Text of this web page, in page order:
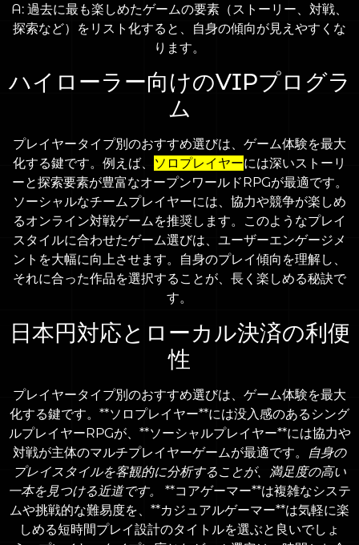
A: 過去に最も楽しめたゲームの要素（ストーリー、対戦、
探索など）をリスト化すると、自身の傾向が見えやすくな
ります。
ハイローラー向けのVIPプログラ
ム
プレイヤータイプ別のおすすめ選びは、ゲーム体験を最大
化する鍵です。例えば、
ソロプレイヤーには深いストーリ
ーと探索要素が豊富なオープンワールドRPGが最適です。
ソーシャルなチームプレイヤーには、協力や競争が楽しめ
るオンライン対戦ゲームを推奨します。このようなプレイ
スタイルに合わせたゲーム選びは、ユーザーエンゲージメ
ントを大幅に向上させます。自身のプレイ傾向を理解し、
それに合った作品を選択することが、長く楽しめる秘訣で
す。
日本円対応とローカル決済の利便
性
プレイヤータイプ別のおすすめ選びは、ゲーム体験を最大
化する鍵です。**ソロプレイヤー**には没入感のあるシング
ルプレイヤーRPGが、**ソーシャルプレイヤー**には協力や
対戦が主体のマルチプレイヤーゲームが最適です。
自身の
プレイスタイルを客観的に分析することが、満足度の高い
一本を見つける近道です。
**コアゲーマー**は複雑なシステ
ムや挑戦的な難易度を、**カジュアルゲーマー**は気軽に楽
しめる短時間プレイ設計のタイトルを選ぶと良いでしょ